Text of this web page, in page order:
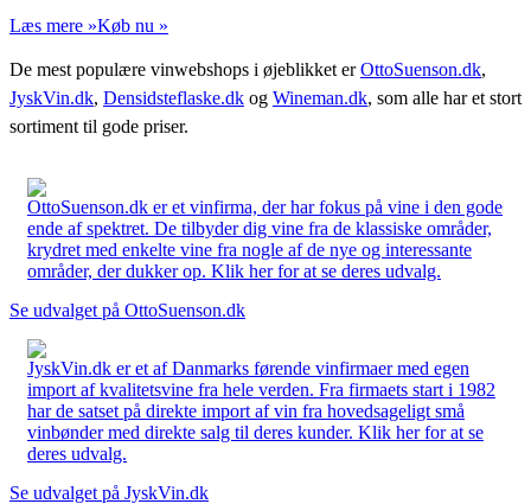
Læs mere »Køb nu »
De mest populære vinwebshops i øjeblikket erOttoSuenson.dk,
JyskVin.dk, Densidsteflaske.dk og Wineman.dk, som alle har et stort
sortiment til gode priser.
OttoSuenson.dk er et vinfirma, der har fokus på vine i den gode
ende af spektret. De tilbyder dig vine fra de klassiske områder,
krydret med enkelte vine fra nogle af de nye og interessante
områder, der dukker op. Klik her for at se deres udvalg.
Se udvalget på OttoSuenson.dk
JyskVin.dk er et af Danmarks førende vinfirmaer med egen
import af kvalitetsvine fra hele verden. Fra firmaets start i 1982
har de satset på direkte import af vin fra hovedsageligt små
vinbønder med direkte salg til deres kunder. Klik her for at se
deres udvalg.
Se udvalget på JyskVin.dk